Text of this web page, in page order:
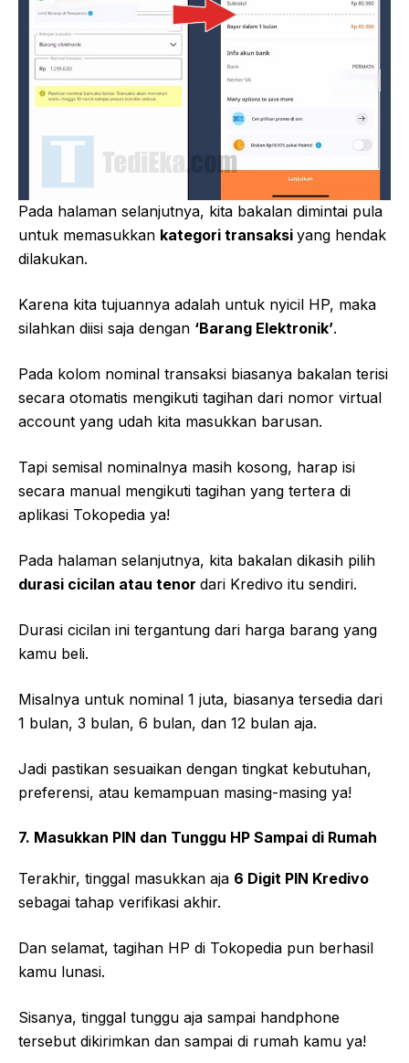
Pada halaman selanjutnya, kita bakalan dimintai pula
untuk memasukkan kategori transaksi yang hendak
dilakukan.
Karena kita tujuannya adalah untuk nyicil HP, maka
silahkan diisi saja dengan ‘Barang Elektronik’.
Pada kolom nominal transaksi biasanya bakalan terisi
secara otomatis mengikuti tagihan dari nomor virtual
account yang udah kita masukkan barusan.
Tapi semisal nominalnya masih kosong, harap isi
secara manual mengikuti tagihan yang tertera di
aplikasi Tokopedia ya!
Pada halaman selanjutnya, kita bakalan dikasih pilih
durasi cicilan atau tenor dari Kredivo itu sendiri.
Durasi cicilan ini tergantung dari harga barang yang
kamu beli.
Misalnya untuk nominal 1 juta, biasanya tersedia dari
1 bulan, 3 bulan, 6 bulan, dan 12 bulan aja.
Jadi pastikan sesuaikan dengan tingkat kebutuhan,
preferensi, atau kemampuan masing-masing ya!
7. Masukkan PIN dan Tunggu HP Sampai di Rumah
Terakhir, tinggal masukkan aja 6 Digit PIN Kredivo
sebagai tahap verifikasi akhir.
Dan selamat, tagihan HP di Tokopedia pun berhasil
kamu lunasi.
Sisanya, tinggal tunggu aja sampai handphone
tersebut dikirimkan dan sampai di rumah kamu ya!